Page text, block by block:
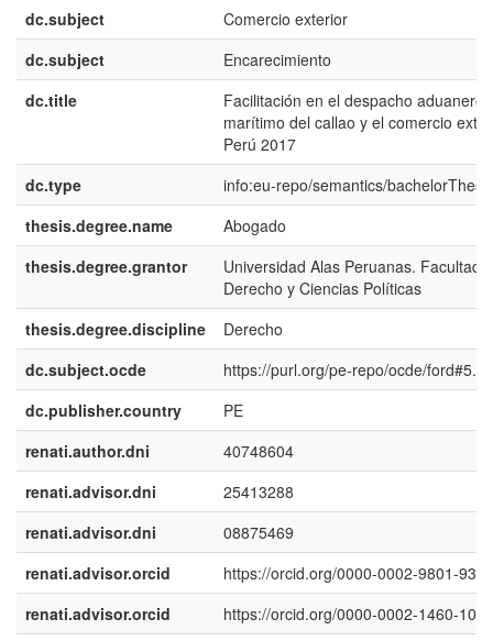
dc.subject
Comercio exterior
dc.subject
Encarecimiento
dc.title
Facilitación en el despacho aduanero
marítimo del callao y el comercio
Perú 2017
dc.type
info:eu-repo/semantics/bachelorThesis
thesis.degree.name
Abogado
thesis.degree.grantor
Universidad Alas Peruanas. Facultad
Derecho y Ciencias Políticas
thesis.degree.discipline
Derecho
dc.subject.ocde
https://purl.org/pe-repo/ocde/
dc.publisher.country
PE
renati.author.dni
40748604
renati.advisor.dni
25413288
renati.advisor.dni
08875469
renati.advisor.orcid
https://orcid.org/0000-0002-9801-9353
renati.advisor.orcid
https://orcid.org/0000-0002-1460-1072